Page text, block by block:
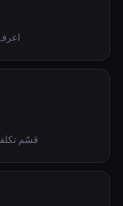
اعرف
قسّم